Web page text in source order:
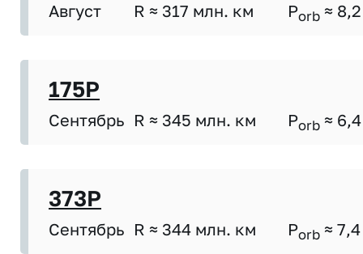
Август R ≈ 317 млн. км Porb ≈ 8,2
175P
Сентябрь R ≈ 345 млн. км Porb ≈ 6,4
373P
Сентябрь R ≈ 344 млн. км Porb ≈ 7,4